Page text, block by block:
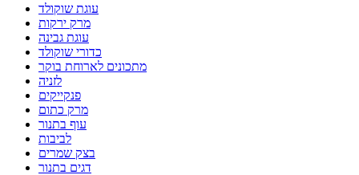
עוגת שוקולד
מרק ירקות
עוגת גבינה
כדורי שוקולד
מתכונים לארוחת בוקר
לזניה
פנקייקים
מרק כתום
עוף בתנור
לביבות
בצק שמרים
דגים בתנור